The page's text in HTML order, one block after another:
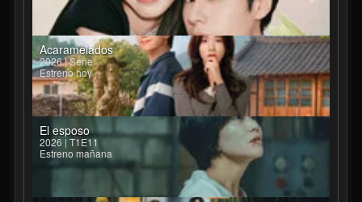
Acaramelados
2026 | Serie
Estreno hoy
El esposo
2026 | T1E11
Estreno mañana